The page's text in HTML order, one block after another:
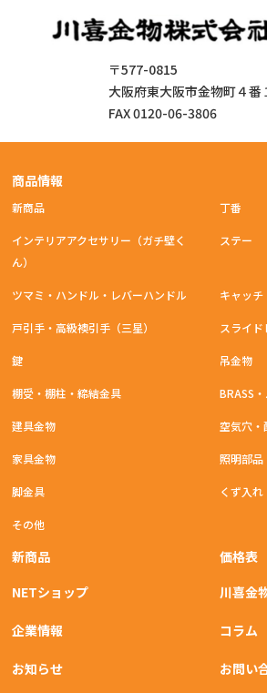
〒577-0815
大阪府東大阪市金物町４番
FAX 0120-06-3806
商品情報
新商品
インテリアアクセサリー（ガチ壁く
ん）
ツマミ・ハンドル・レバーハンドル
戸引手・高級襖引手（三星）
鍵
丁番
ステー
キャッチ
スライド
吊金物
棚受・棚柱・締結金具
建具金物
家具金物
脚金具
BRASS
空気穴・
照明部品
くず入れ
その他
新商品
価格表
NETショップ
川喜金
企業情報 コラム
お知らせ お問い